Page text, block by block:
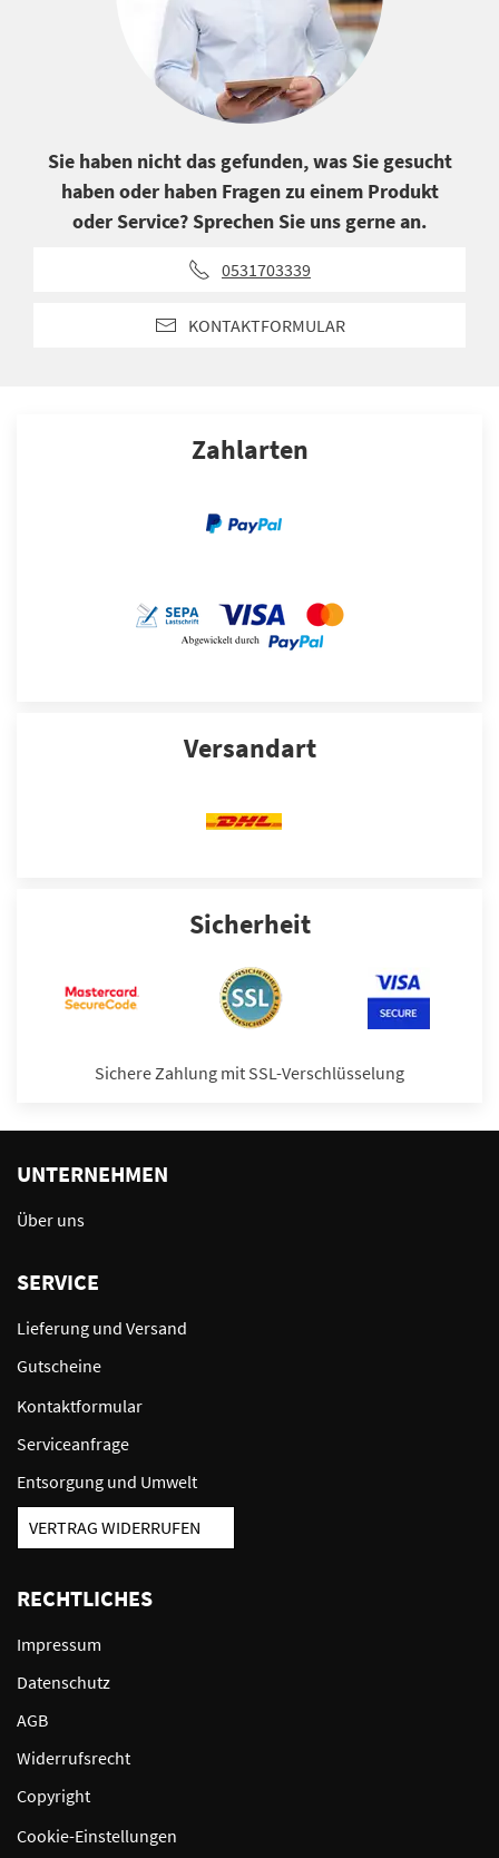
Sie haben nicht das gefunden, was Sie gesucht
haben oder haben Fragen zu einem Produkt
oder Service? Sprechen Sie uns gerne an.
0531703339
KONTAKTFORMULAR
Zahlarten
Versandart
Sicherheit
Sichere Zahlung mit SSL-Verschlüsselung
UNTERNEHMEN
Über uns
SERVICE
Lieferung und Versand
Gutscheine
Kontaktformular
Serviceanfrage
Entsorgung und Umwelt
VERTRAG WIDERRUFEN
RECHTLICHES
Impressum
Datenschutz
AGB
Widerrufsrecht
Copyright
Cookie-Einstellungen